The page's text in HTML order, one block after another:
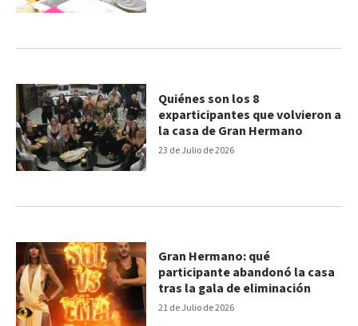
23 de Julio de 2026
Quiénes son los 8
exparticipantes que volvieron a
la casa de Gran Hermano
21 de Julio de 2026
Gran Hermano: qué
participante abandonó la casa
tras la gala de eliminación